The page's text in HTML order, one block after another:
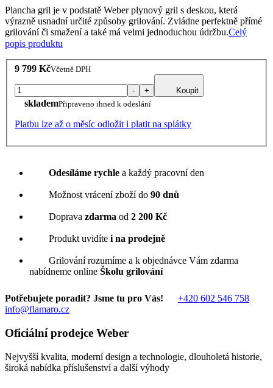
Plancha gril je v podstatě Weber plynový gril s deskou, která
výrazně usnadní určité způsoby grilování. Zvládne perfektně přímé
grilování či smažení a také má velmi jednoduchou údržbu.Celý
popis produktu
9 799 KčVčetně DPH
- + Koupit
sklademPřipraveno ihned k odeslání
Platbu lze až o měsíc odložit i platit na splátky
Odesíláme rychle a každý pracovní den
Možnost vrácení zboží do 90 dnů
Doprava zdarma od 2 200 Kč
Produkt uvidíte i na prodejně
Grilování rozumíme a k objednávce Vám zdarma
nabídneme online Školu grilování
Potřebujete poradit? Jsme tu pro Vás!
+420 602 546 758
info@flamaro.cz
Oficiální prodejce Weber
Nejvyšší kvalita, moderní design a technologie, dlouholetá historie,
široká nabídka příslušenství a další výhody